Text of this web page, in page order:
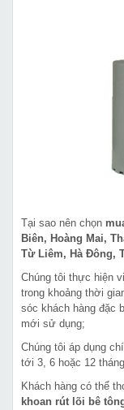
Tại sao nên chọn
Biên, Hoàng Mai,
Từ Liêm, Hà Đông,
Chúng tôi thực hiện
trong khoảng thời
sóc khách hàng đặc
mới sử dụng;
Chúng tôi áp dụng
tới 3, 6 hoặc 12
Khách hàng có thể
khoan rút lõi bê